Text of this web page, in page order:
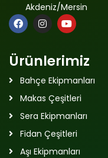
Akdeniz/Mersin
Ürünlerimiz
Bahçe Ekipmanları
Makas Çeşitleri
Sera Ekipmanları
Fidan Çeşitleri
Aşı Ekipmanları